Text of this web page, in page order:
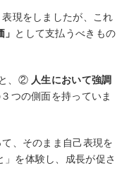
表現をしましたが、これ
として支払うべきもの
と、② 人生において強調
つの側面を持っていま
、そのまま自己表現を
を体験し、成長が促さ